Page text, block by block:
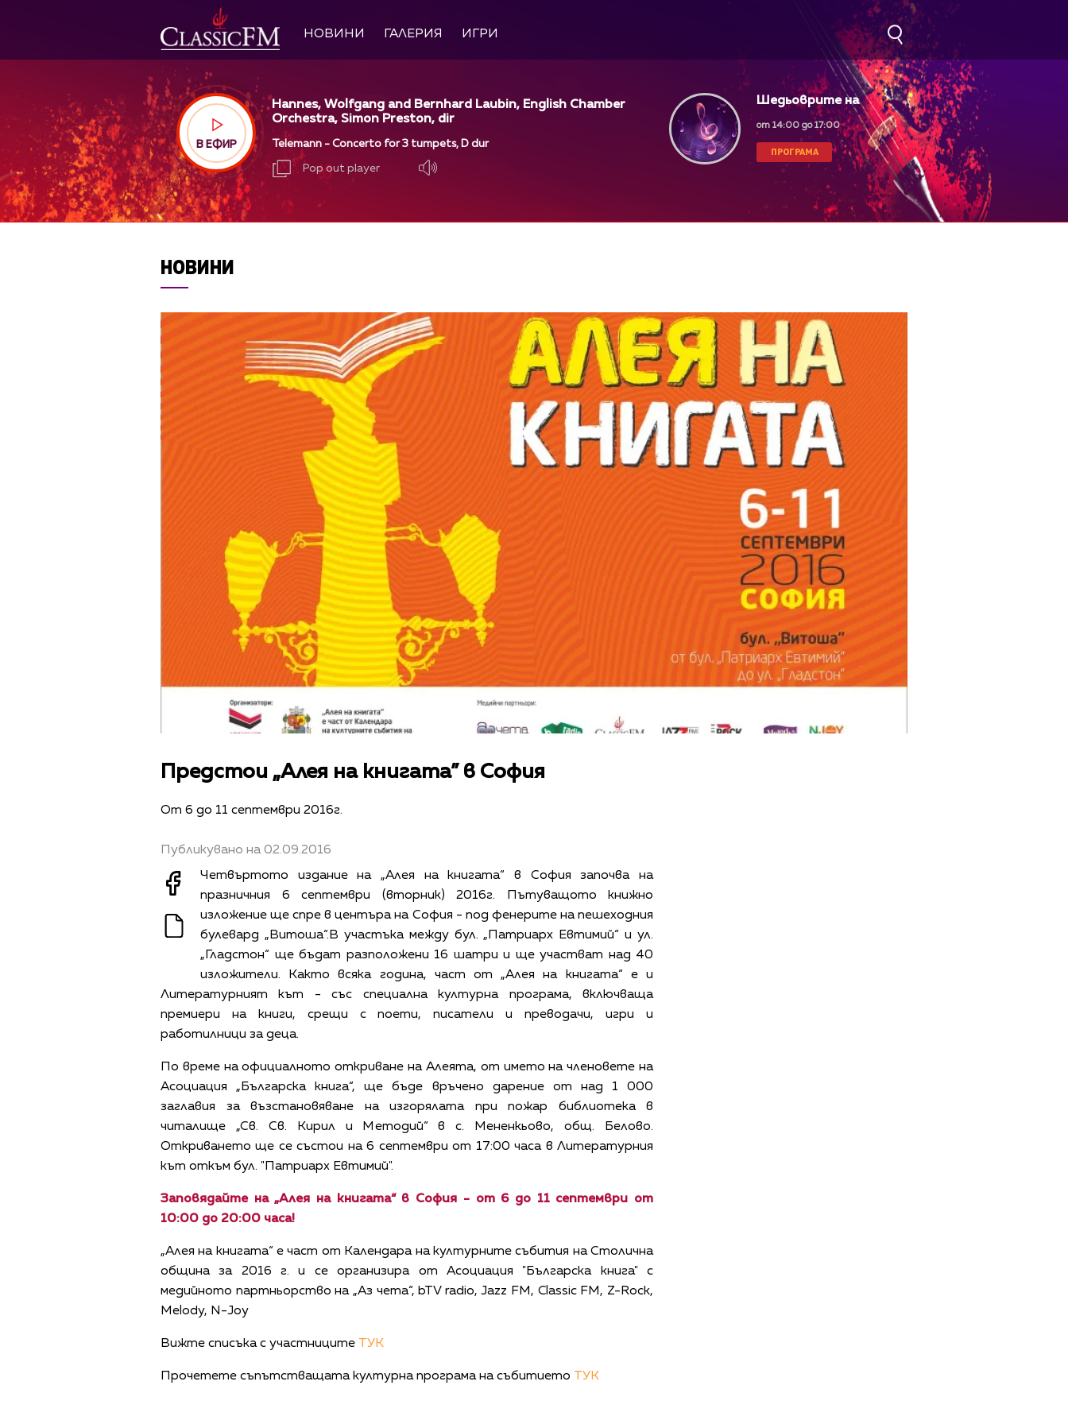
НОВИНИ ГАЛЕРИЯ ИГРИ
В ЕФИР
Hannes, Wolfgang and Bernhard Laubin, English Chamber
Orchestra, Simon Preston, dir
Telemann - Concerto for 3 tumpets, D dur
Pop out player
Шедьоврите на
класическата музика
от 14:00 до 17:00
ПРОГРАМА
НОВИНИ
Предстои „Алея на книгата” в София
От 6 до 11 септември 2016г.
Публикувано на 02.09.2016
Четвъртото издание на „Алея на книгата“ в София започва на
празничния 6 септември (вторник) 2016г. Пътуващото книжно
изложение ще спре в центъра на София - под фенерите на пешеходния
булевард „Витоша“.В участъка между бул. „Патриарх Евтимий“ и ул.
„Гладстон“ ще бъдат разположени 16 шатри и ще участват над 40
изложители. Както всяка година, част от „Алея на книгата“ е и
Литературният кът - със специална културна програма, включваща
премиери на книги, срещи с поети, писатели и преводачи, игри и
работилници за деца.
По време на официалното откриване на Алеята, от името на членовете на
Асоциация „Българска книга“, ще бъде връчено дарение от над 1 000
заглавия за възстановяване на изгорялата при пожар библиотека в
читалище „Св. Св. Кирил и Методий“ в с. Мененкьово, общ. Белово.
Откриването ще се състои на 6 септември от 17:00 часа в Литературния
кът откъм бул. "Патриарх Евтимий".
Заповядайте на „Алея на книгата“ в София - от 6 до 11 септември от
10:00 до 20:00 часа!
„Алея на книгата“ е част от Календара на културните събития на Столична
община за 2016 г. и се организира от Асоциация "Българска книга" с
медийното партньорство на „Аз чета“, bTV radio, Jazz FМ, Classic FM, Z-Rock,
Melody, N-Joy
Вижте списъка с участниците ТУК
Прочетете съпътстващата културна програма на събитието ТУК